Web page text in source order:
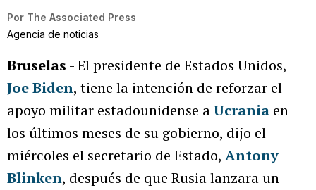
Por The Associated Press
Agencia de noticias
Bruselas - El presidente de Estados Unidos,
Joe Biden, tiene la intención de reforzar el
apoyo militar estadounidense aUcrania en
los últimos meses de su gobierno, dijo el
miércoles el secretario de Estado, Antony
Blinken, después de que Rusia lanzara un